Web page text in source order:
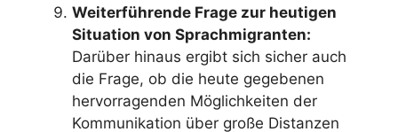
Weiterführende Frage zur heutigen
Situation von Sprachmigranten:
Darüber hinaus ergibt sich sicher auch
die Frage, ob die heute gegebenen
hervorragenden Möglichkeiten der
Kommunikation über große Distanzen